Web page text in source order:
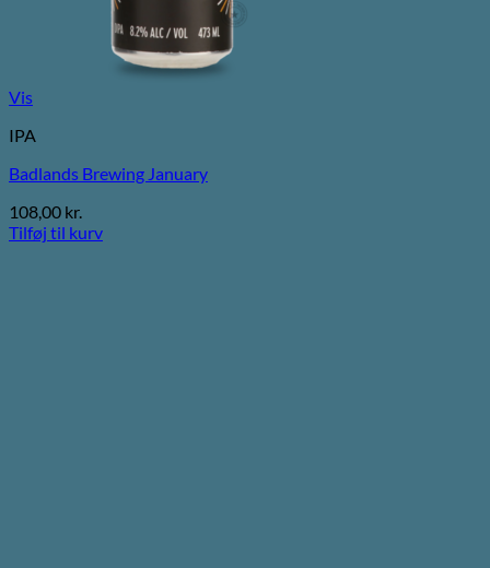
Vis
IPA
Badlands Brewing January
108,00 kr.
Tilføj til kurv